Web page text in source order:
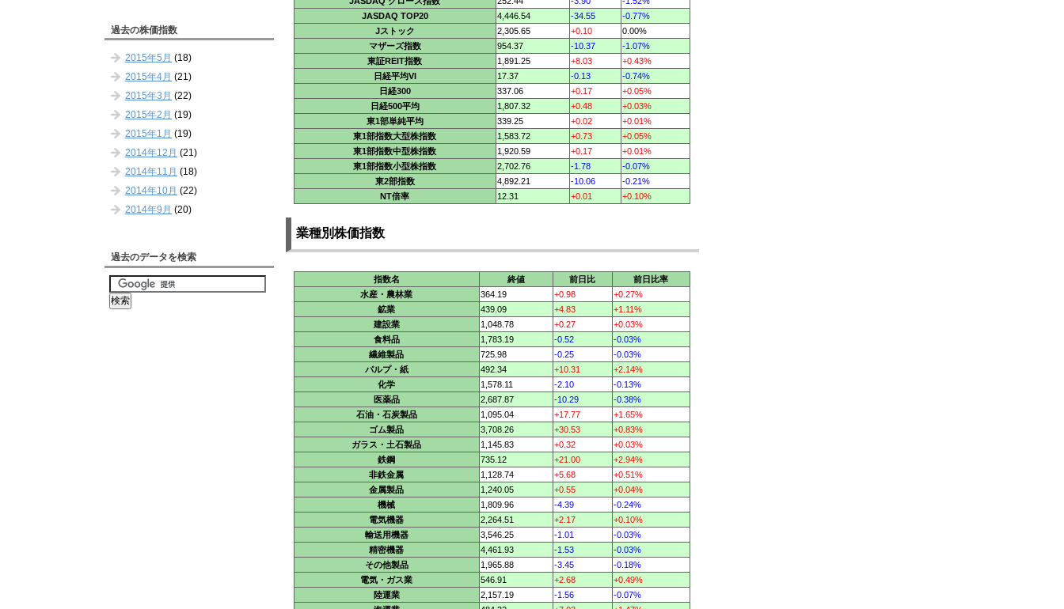
JASDAQ TOP20
4,446.54 -34.55
-0.77%
Jストック
2,305.65 +0.10
0.00%
マザーズ指数
954.37 -10.37
-1.07%
東証REIT指数
1,891.25 +8.03
+0.43%
日経平均VI
17.37 -0.13
-0.74%
日経300
337.06 +0.17
+0.05%
日経500平均
1,807.32 +0.48
+0.03%
東1部単純平均
339.25 +0.02
+0.01%
東1部指数大型株指数
1,583.72 +0.73
+0.05%
東1部指数中型株指数
1,920.59 +0.17
+0.01%
東1部指数小型株指数
2,702.76 -1.78
-0.07%
東2部指数
4,892.21 -10.06
-0.21%
NT倍率
12.31 +0.01 +0.10%
業種別株価指数
指数名 終値 前日比
前日比率
水産・農林業
364.19 +0.98
+0.27%
鉱業
439.09 +4.83
+1.11%
建設業
1,048.78 +0.27
+0.03%
食料品
1,783.19 -0.52
-0.03%
繊維製品
725.98 -0.25
-0.03%
パルプ・紙
492.34 +10.31
+2.14%
化学
1,578.11 -2.10
-0.13%
医薬品
2,687.87 -10.29
-0.38%
石油・石炭製品
1,095.04 +17.77
+1.65%
ゴム製品
3,708.26 +30.53
+0.83%
ガラス・土石製品
1,145.83 +0.32
+0.03%
鉄鋼
735.12 +21.00
+2.94%
非鉄金属
1,128.74 +5.68
+0.51%
金属製品
1,240.05 +0.55
+0.04%
機械
1,809.96 -4.39
-0.24%
電気機器
2,264.51 +2.17
+0.10%
輸送用機器
3,546.25 -1.01
-0.03%
精密機器
4,461.93 -1.53
-0.03%
その他製品
1,965.88 -3.45
-0.18%
電気・ガス業
546.91 +2.68
+0.49%
陸運業
2,157.19 -1.56
-0.07%
過去の株価指数
2015年5月 (18)
2015年4月 (21)
2015年3月 (22)
2015年2月 (19)
2015年1月 (19)
2014年12月 (21)
2014年11月 (18)
2014年10月 (22)
2014年9月 (20)
過去のデータを検索